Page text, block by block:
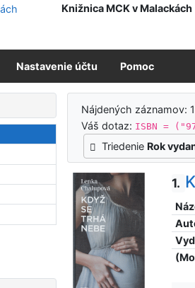
Knižnica MCK v Malackách
Nastavenie účtu Pomoc
Výsledky
Nájdených záznamov:
Váš dotaz: ISBN =
Triedenie Rok
1.